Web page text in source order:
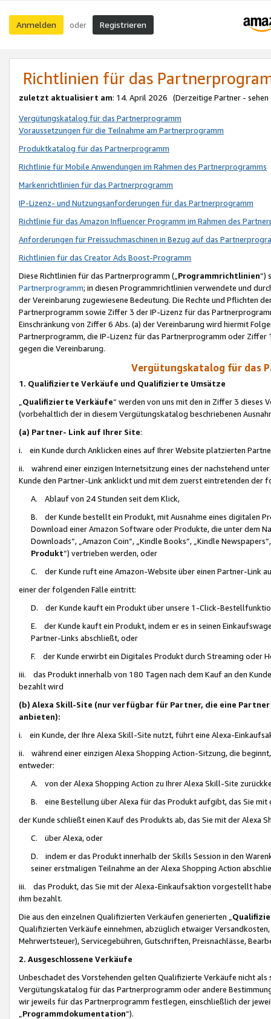
Anmelden oder Registrieren
Richtlinien für das
zuletzt aktualisiert am: 14. April 2026 (Derzeitige Partner - sehen
Vergütungskatalog für das Partnerprogramm
Voraussetzungen für die Teilnahme am Partnerprogramm
Produktkatalog für das Partnerprogramm
Richtlinie für Mobile Anwendungen im Rahmen des Partnerprogramms
Markenrichtlinien für das Partnerprogramm
IP-Lizenz- und Nutzungsanforderungen für das Partnerprogramm
Richtlinie für das Amazon Influencer Programm im Rahmen des
Anforderungen für Preissuchmaschinen in Bezug auf das
Richtlinien für das Creator Ads Boost-Programm
Diese Richtlinien für das Partnerprogramm („Programmrichtlinien“)
Partnerprogramm; in diesen Programmrichtlinien verwendete und
der Vereinbarung zugewiesene Bedeutung. Die Rechte und Pflichten
Partnerprogramm sowie Ziffer 3 der IP-Lizenz für das
Einschränkung von Ziffer 6 Abs. (a) der Vereinbarung wird hiermit
Partnerprogramm, die IP-Lizenz für das Partnerprogramm oder
gegen die Vereinbarung.
Vergütungskatalog für das
1. Qualifizierte Verkäufe und Qualifizierte Umsätze
Qualifizierte Verkäufe“ werden von uns mit den in Ziffer 3
(vorbehaltlich der in diesem Vergütungskatalog beschriebenen
(a) Partner- Link auf Ihrer Site:
i. ein Kunde durch Anklicken eines auf Ihrer Website platzierten
ii. während einer einzigen Internetsitzung eines der nachstehend
Kunde den Partner-Link anklickt und mit dem zuerst eintretenden der
A. Ablauf von 24 Stunden seit dem Klick,
B. der Kunde bestellt ein Produkt, mit Ausnahme eines digitalen
Download einer Amazon Software oder Produkte, die unter dem
Downloads“, „Amazon Coin“, „Kindle Books“, „Kindle
Produkt“) vertrieben werden, oder
C. der Kunde ruft eine Amazon-Website über einen Partner-Link
einer der folgenden Fälle eintritt:
D. der Kunde kauft ein Produkt über unsere 1-Click-
E. der Kunde kauft ein Produkt, indem er es in seinen
Partner-Links abschließt, oder
F. der Kunde erwirbt ein Digitales Produkt durch Streaming oder
iii. das Produkt innerhalb von 180 Tagen nach dem Kauf an den
bezahlt wird
(b) Alexa Skill-Site (nur verfügbar für Partner, die eine
anbieten):
i. ein Kunde, der Ihre Alexa Skill-Site nutzt, führt eine Alexa-
ii. während einer einzigen Alexa Shopping Action-Sitzung, die
entweder:
A. von der Alexa Shopping Action zu Ihrer Alexa Skill-Site
B. eine Bestellung über Alexa für das Produkt aufgibt, das Sie mit
der Kunde schließt einen Kauf des Produkts ab, das Sie mit der Alexa
C. über Alexa, oder
D. indem er das Produkt innerhalb der Skills Session in den
seiner erstmaligen Teilnahme an der Alexa Shopping Action
iii. das Produkt, das Sie mit der Alexa-Einkaufsaktion vorgestellt
ihm bezahlt.
Die aus den einzelnen Qualifizierten Verkäufen generierten „
Qualifizierten Verkäufe einnehmen, abzüglich etwaiger
Mehrwertsteuer), Servicegebühren, Gutschriften, Preisnachlässe,
2. Ausgeschlossene Verkäufe
Unbeschadet des Vorstehenden gelten Qualifizierte Verkäufe nicht
Vergütungskatalog für das Partnerprogramm oder andere
wir jeweils für das Partnerprogramm festlegen, einschließlich der
Programmdokumentation“).